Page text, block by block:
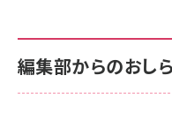
￥880
anan(ア
スペシャ
サポート
NIMASO
サポート
Amazon
編集部からのおし